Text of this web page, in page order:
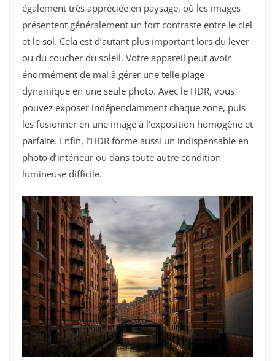
également très appréciée en paysage, où les images
présentent généralement un fort contraste entre le ciel
et le sol. Cela est d’autant plus important lors du lever
ou du coucher du soleil. Votre appareil peut avoir
énormément de mal à gérer une telle plage
dynamique en une seule photo. Avec le HDR, vous
pouvez exposer indépendamment chaque zone, puis
les fusionner en une image à l’exposition homogène et
parfaite. Enfin, l’HDR forme aussi un indispensable en
photo d’intérieur ou dans toute autre condition
lumineuse difficile.